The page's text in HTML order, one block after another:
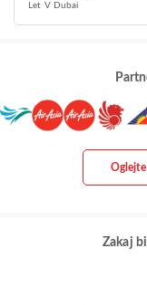
Let V Dubai
Zakaj